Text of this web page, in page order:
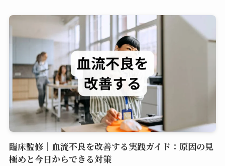
臨床監修｜血流不良を改善する実践ガイド：原因の見
極めと今日からできる対策